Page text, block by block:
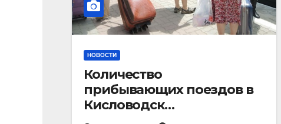
НОВОСТИ
Количество
прибывающих поездов в
Кисловодск
стремительно